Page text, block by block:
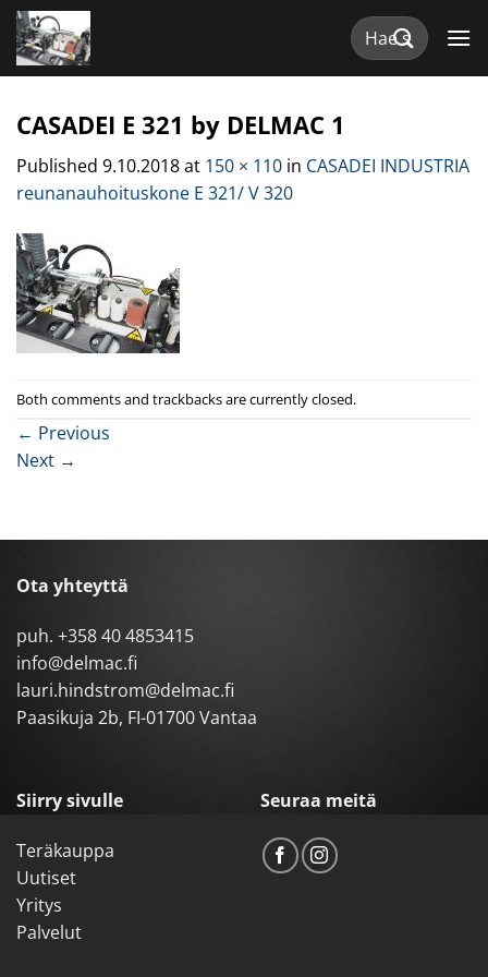
Skip
content
Etsi:
CASADEI E 321 by DELMAC 1
Published 9.10.2018at 150 × 110 in CASADEI INDUSTRIA
reunanauhoituskone E 321/ V 320
Both comments and trackbacks are currently closed.
← Previous
Next →
Ota yhteyttä
puh. +358 40 4853415
info@delmac.fi
lauri.hindstrom@delmac.fi
Paasikuja 2b, FI-01700 Vantaa
Siirry sivulle
Teräkauppa
Uutiset
Yritys
Palvelut
Seuraa meitä